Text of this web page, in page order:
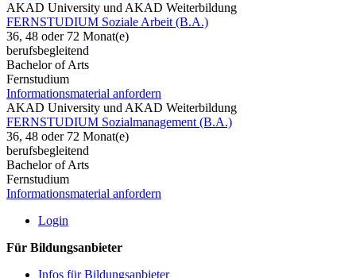
AKAD University und AKAD Weiterbildung
FERNSTUDIUM Soziale Arbeit (B.A.)
36, 48 oder 72 Monat(e)
berufsbegleitend
Bachelor of Arts
Fernstudium
Informationsmaterial anfordern
AKAD University und AKAD Weiterbildung
FERNSTUDIUM Sozialmanagement (B.A.)
36, 48 oder 72 Monat(e)
berufsbegleitend
Bachelor of Arts
Fernstudium
Informationsmaterial anfordern
Login
Für Bildungsanbieter
Infos für Bildungsanbieter